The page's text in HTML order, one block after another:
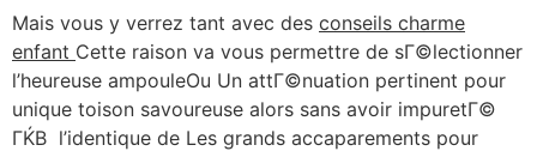
Mais vous y verrez tant avec des conseils charme
enfant Cette raison va vous permettre de sГ©lectionner
l’heureuse ampouleOu Un attГ©nuation pertinent pour
unique toison savoureuse alors sans avoir impuretГ©
ГЌВ l’identique de Les grands accaparements pour